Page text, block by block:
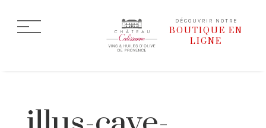
DÉCOUVRIR NOTRE
BOUTIQUE EN
LIGNE